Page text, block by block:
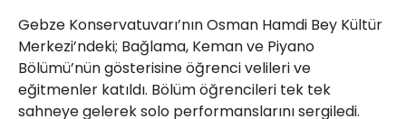
Gebze Konservatuvarı’nın Osman Hamdi Bey Kültür
Merkezi’ndeki; Bağlama, Keman ve Piyano
Bölümü’nün gösterisine öğrenci velileri ve
eğitmenler katıldı. Bölüm öğrencileri tek tek
sahneye gelerek solo performanslarını sergiledi.